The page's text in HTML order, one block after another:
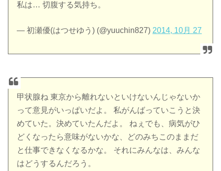
私は… 切腹する気持ち。
— 初瀬優(はつせゆう) (@yuuchin827) 2014, 10月 27
甲状腺ね 東京から離れないといけないんじゃないか
って意見がいっぱいだよ。 私がんばっていこうと決
めていた。決めていたんだよ。 ねぇでも、病気がひ
どくなったら意味がないかな、どのみちこのままだ
と仕事できなくなるかな。 それにみんなは、みんな
はどうするんだろう。